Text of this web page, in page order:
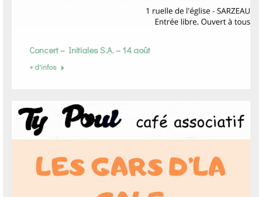
Concert – Initiales S.A. – 14 août
+ d'infos